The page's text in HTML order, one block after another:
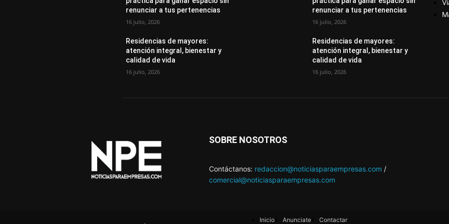
renunciar a tus pertenencias
16 julio, 2026
Residencias de mayores:
atención integral, bienestar y
calidad de vida
16 julio, 2026
renunciar a tus pertenencias
16 julio, 2026
Residencias de mayores:
atención integral, bienestar y
calidad de vida
16 julio, 2026
SOBRE NOSOTROS
Contáctanos: redaccion@noticiasparaempresas.com /
comercial@noticiasparaempresas.com
Inicio Anunciate Contactar